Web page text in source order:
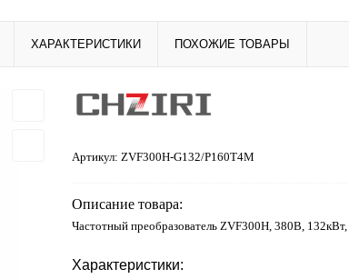
ХАРАКТЕРИСТИКИ ПОХОЖИЕ ТОВАРЫ
Артикул: ZVF300H-G132/P160T4M
Описание товара:
Частотный преобразователь ZVF300H, 380В,
Характеристики: